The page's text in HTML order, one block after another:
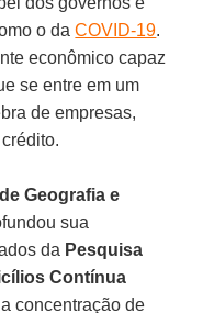
o daCOVID-19.
econômico capaz
se entre em um
de empresas,
Geografia e
sua
da Pesquisa
Contínua
concentração de